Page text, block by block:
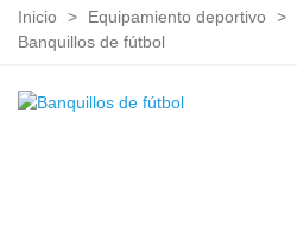
Inicio > Equipamiento deportivo >
Banquillos de fútbol